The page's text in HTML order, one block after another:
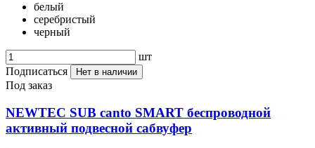
белый
серебристый
черный
шт
Подписаться
Нет в наличии
Под заказ
NEWTEC SUB canto SMART беспроводной
активный подвесной сабвуфер